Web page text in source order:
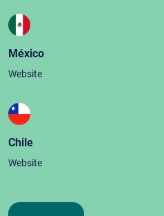
México
Website
Chile
Website